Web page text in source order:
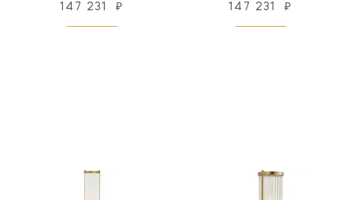
147 231 ₽ 147 231 ₽